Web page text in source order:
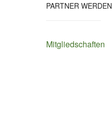
PARTNER WERDEN
Mitgliedschaften